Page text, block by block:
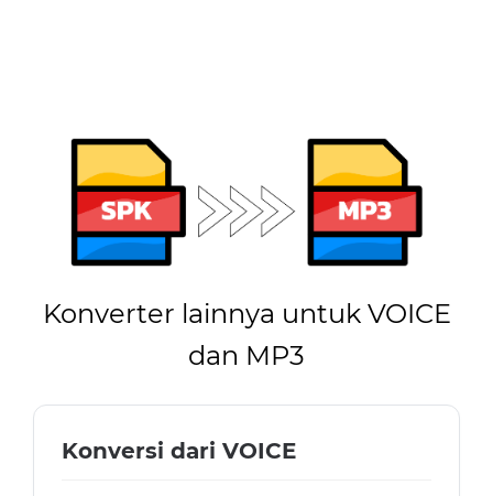
Konverter lainnya untuk VOICE
dan MP3
Konversi dari VOICE